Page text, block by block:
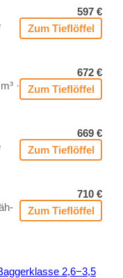
597 €
Zum Tief­löf­fel
·
672 €
Zum Tief­löf­fel
669 €
Zum Tief­löf­fel
710 €
Zum Tief­löf­fel
2,6−3,5